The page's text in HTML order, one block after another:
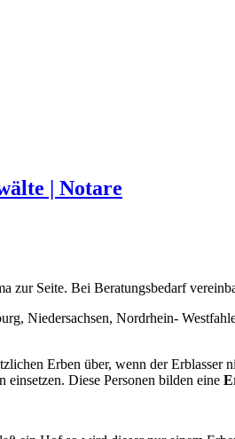
zur Seite. Bei Beratungsbedarf
Niedersachsen, Nordrhein-
Erben über, wenn der
einsetzen. Diese Personen bilden eine